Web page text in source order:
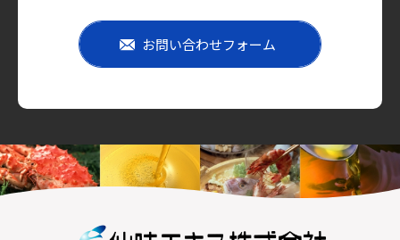
お問い合わせフォーム